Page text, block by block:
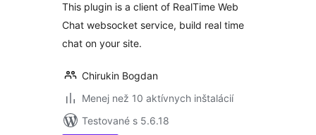
This plugin is a client of RealTime Web
Chat websocket service, build real time
chat on your site.
Chirukin Bogdan
Menej než 10 aktívnych inštalácií
Testované s 5.6.18